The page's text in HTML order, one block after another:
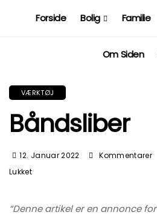
Forside Bolig Familie
Om Siden
VÆRKTØJ
Båndsliber
12. Januar 2022
Kommentarer
Lukket
“Denne artikel er en annonce for